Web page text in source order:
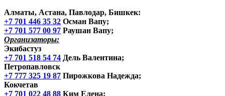
Алматы, Астана, Павлодар, Бишкек:
+7 701 446 35 32 Осман Вапу;
+7 701 577 00 97 Раушан Вапу;
Организаторы:
Экибастуз
+7 701 518 54 74 Дель Валентина;
Петропавловск
+7 777 325 19 87 Пирожкова Надежда;
Кокчетав
+7 701 022 48 88 Ким Елена;